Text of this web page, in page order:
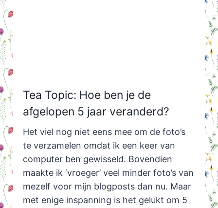
Tea Topic: Hoe ben je de
afgelopen 5 jaar veranderd?
Het viel nog niet eens mee om de foto’s
te verzamelen omdat ik een keer van
computer ben gewisseld. Bovendien
maakte ik ‘vroeger’ veel minder foto’s van
mezelf voor mijn blogposts dan nu. Maar
met enige inspanning is het gelukt om 5